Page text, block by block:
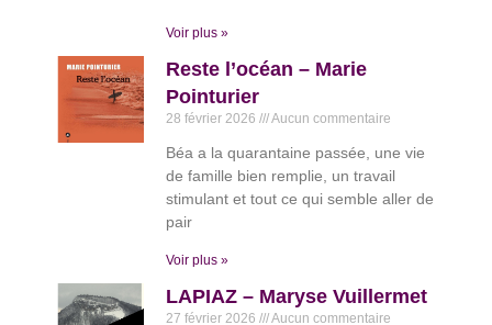
Voir plus »
Reste l’océan – Marie
Pointurier
28 février 2026 Aucun commentaire
Béa a la quarantaine passée, une vie
de famille bien remplie, un travail
stimulant et tout ce qui semble aller de
pair
Voir plus »
LAPIAZ – Maryse Vuillermet
27 février 2026 Aucun commentaire